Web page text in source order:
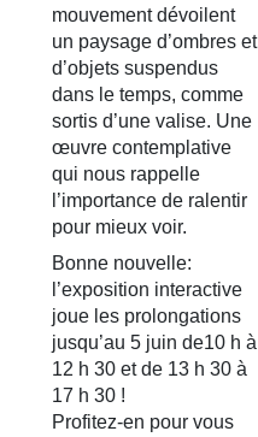
mouvement dévoilent
un paysage d’ombres et
d’objets suspendus
dans le temps, comme
sortis d’une valise. Une
œuvre contemplative
qui nous rappelle
l’importance de ralentir
pour mieux voir.
Bonne nouvelle:
l’exposition interactive
joue les prolongations
jusqu’au 5 juin de10 h à
12 h 30 et de 13 h 30 à
17 h 30 !
Profitez-en pour vous